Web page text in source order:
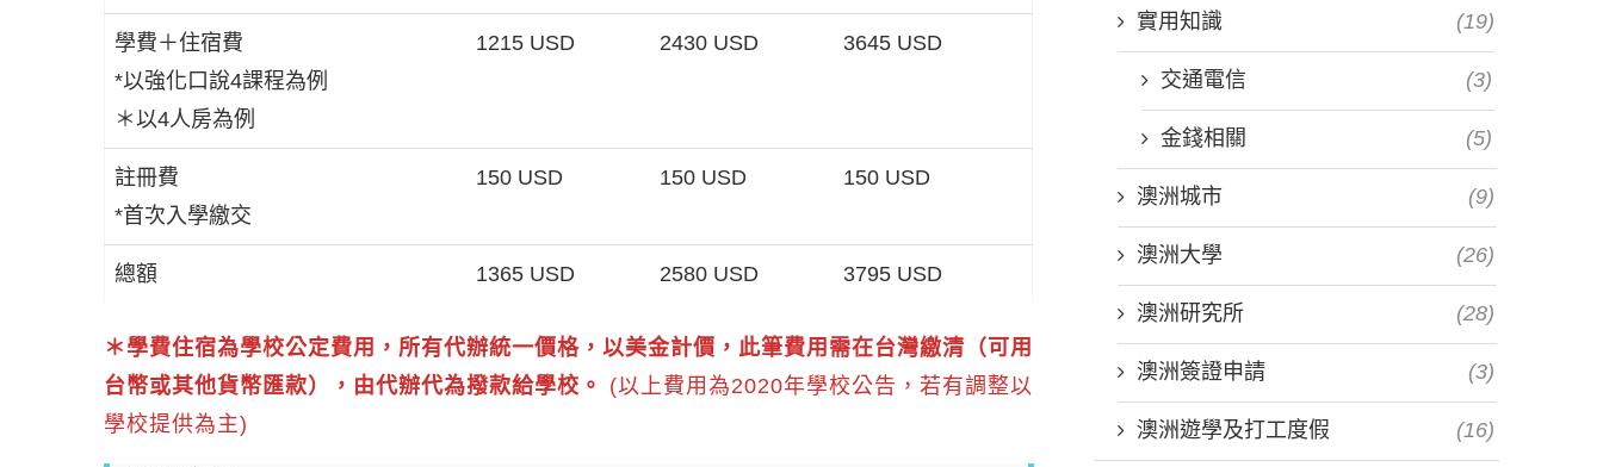
學費＋住宿費
*以強化口說4課程為例
＊以4人房為例
1215 USD 2430 USD 3645 USD
註冊費
*首次入學繳交
150 USD 150 USD 150 USD
總額 1365 USD 2580 USD 3795 USD
＊學費住宿為學校公定費用，所有代辦統一價格，以美金計價，此筆費用需在台灣繳清（可用
台幣或其他貨幣匯款），由代辦代為撥款給學校。 (以上費用為2020年學校公告，若有調整以
學校提供為主)
實用知識 (19)
交通電信 (3)
金錢相關 (5)
澳洲城市 (9)
澳洲大學 (26)
澳洲研究所 (28)
澳洲簽證申請 (3)
澳洲遊學及打工度假 (16)